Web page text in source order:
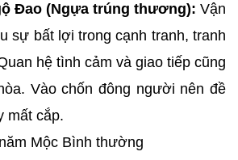
Đao (Ngựa trúng thương): Vận
sự bất lợi trong cạnh tranh, tranh
hệ tình cảm và giao tiếp cũng
Vào chốn đông người nên đề
mất cắp.
Mộc Bình thường